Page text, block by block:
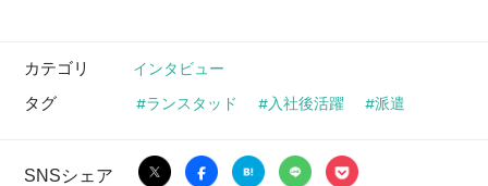
カテゴリ インタビュー
タグ ランスタッド 入社後活躍 派遣
SNSシェア